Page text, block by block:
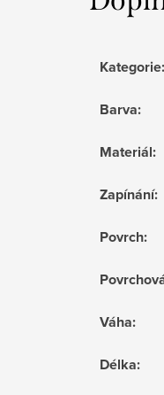
Kategorie:
Barva:
Materiál:
Zapínání:
Povrch:
Váha:
Délka: